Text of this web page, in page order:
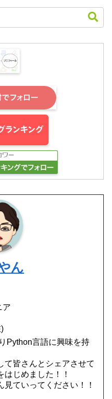
ん
ア
Python言語に興味を持
て皆さんとシェアさせて
じめました！！
ていってください！！